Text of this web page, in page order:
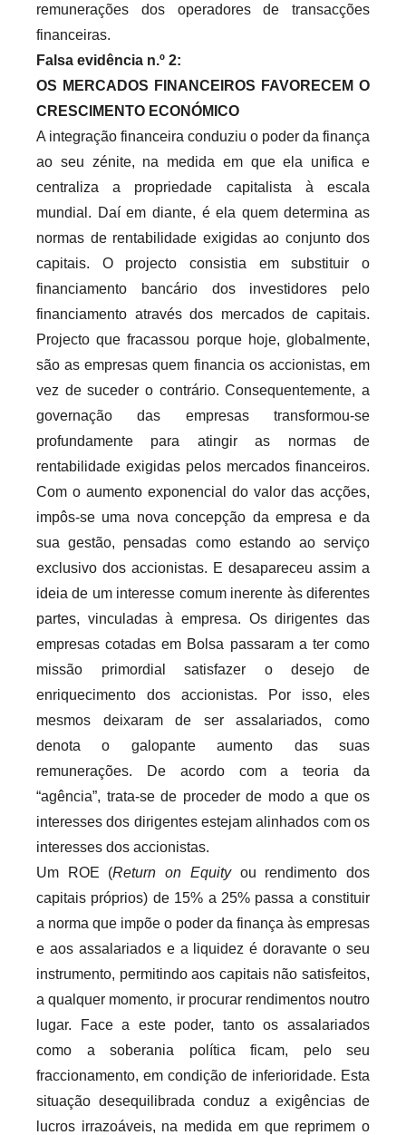
remunerações dos operadores de transacções
financeiras.
Falsa evidência n.º 2:
OS MERCADOS FINANCEIROS FAVORECEM O
CRESCIMENTO ECONÓMICO
A integração financeira conduziu o poder da finança
ao seu zénite, na medida em que ela unifica e
centraliza a propriedade capitalista à escala
mundial. Daí em diante, é ela quem determina as
normas de rentabilidade exigidas ao conjunto dos
capitais. O projecto consistia em substituir o
financiamento bancário dos investidores pelo
financiamento através dos mercados de capitais.
Projecto que fracassou porque hoje, globalmente,
são as empresas quem financia os accionistas, em
vez de suceder o contrário. Consequentemente, a
governação das empresas transformou-se
profundamente para atingir as normas de
rentabilidade exigidas pelos mercados financeiros.
Com o aumento exponencial do valor das acções,
impôs-se uma nova concepção da empresa e da
sua gestão, pensadas como estando ao serviço
exclusivo dos accionistas. E desapareceu assim a
ideia de um interesse comum inerente às diferentes
partes, vinculadas à empresa. Os dirigentes das
empresas cotadas em Bolsa passaram a ter como
missão primordial satisfazer o desejo de
enriquecimento dos accionistas. Por isso, eles
mesmos deixaram de ser assalariados, como
denota o galopante aumento das suas
remunerações. De acordo com a teoria da
“agência”, trata-se de proceder de modo a que os
interesses dos dirigentes estejam alinhados com os
interesses dos accionistas.
Um ROE (Return on Equityou rendimento dos
capitais próprios) de 15% a 25% passa a constituir
a norma que impõe o poder da finança às empresas
e aos assalariados e a liquidez é doravante o seu
instrumento, permitindo aos capitais não satisfeitos,
a qualquer momento, ir procurar rendimentos noutro
lugar. Face a este poder, tanto os assalariados
como a soberania política ficam, pelo seu
fraccionamento, em condição de inferioridade. Esta
situação desequilibrada conduz a exigências de
lucros irrazoáveis, na medida em que reprimem o